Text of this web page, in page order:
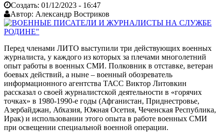
Создать: 01/12/2023 - 16:47
Автор: Александр Востриков
Перед членами ЛИТО выступили три действующих военных
журналиста, у каждого из которых за плечами многолетний
опыт работы в военных СМИ. Полковник в отставке, ветеран
боевых действий, а ныне – военный обозреватель
информационного агентства ТАСС Виктор Литовкин
рассказал о своей журналистской деятельности в «горячих
точках» в 1980-1990-е годы (Афганистан, Приднестровье,
Азербайджан, Абхазия, Южная Осетия, Чеченская Республика,
Ирак) и использовании этого опыта в работе военных СМИ
при освещении специальной военной операции.